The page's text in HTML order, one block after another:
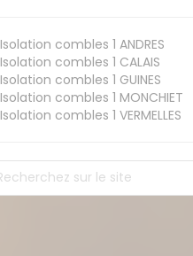
Isolation combles 1 ANDRES
Isolation combles 1 CALAIS
Isolation combles 1 GUINES
Isolation combles 1 MONCHIET
Isolation combles 1 VERMELLES